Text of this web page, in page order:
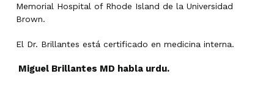
Memorial Hospital of Rhode Island de la Universidad
Brown.
El Dr. Brillantes está certificado en medicina interna.
Miguel Brillantes MD habla urdu.